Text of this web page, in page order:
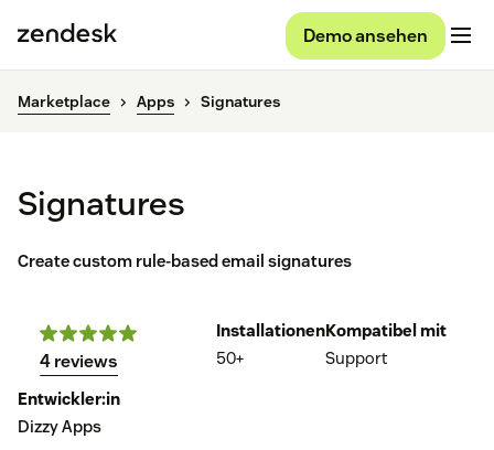
Demo ansehen
Marketplace Apps Signatures
Signatures
Create custom rule-based email signatures
4 reviews
Installationen
50+
Kompatibel mit
Support
Entwickler:in
Dizzy Apps